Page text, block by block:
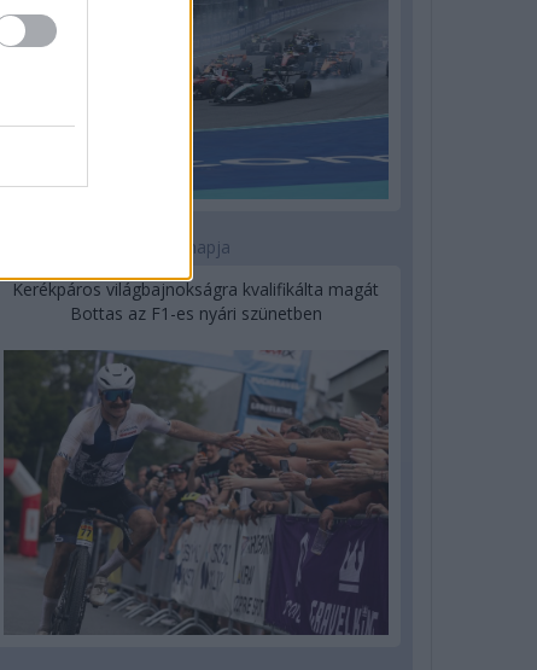
1 napja
Kerékpáros világbajnokságra kvalifikálta magát
Bottas az F1-es nyári szünetben